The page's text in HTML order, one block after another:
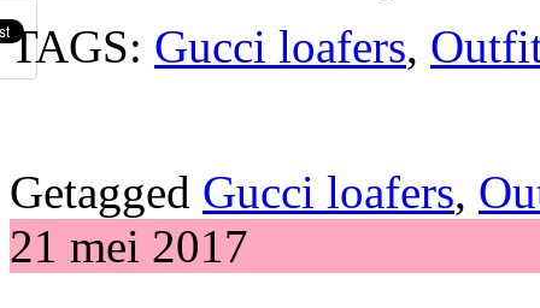
TAGS: Gucci loafers,
Getagged Gucci loafers,
21 mei 2017